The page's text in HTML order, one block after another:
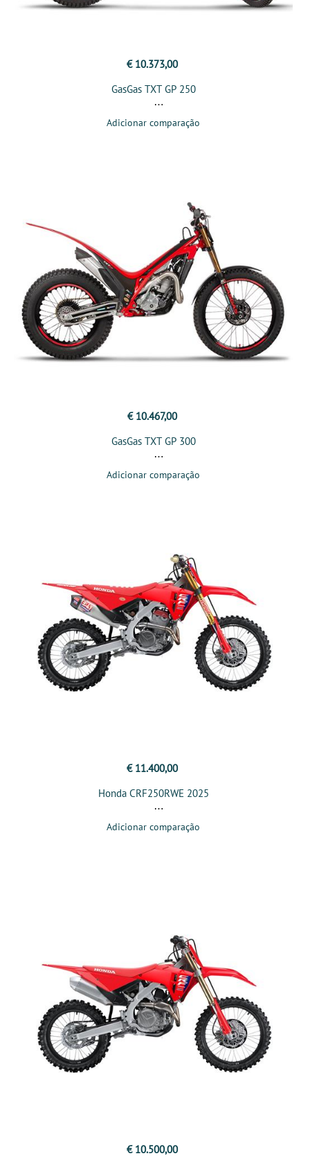
€ 10.373,00
GasGas TXT GP 250
Adicionar comparação
€ 10.467,00
GasGas TXT GP 300
Adicionar comparação
€ 11.400,00
Honda CRF250RWE 2025
Adicionar comparação
€ 10.500,00